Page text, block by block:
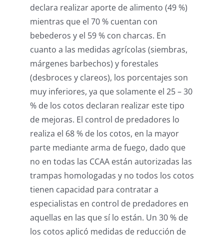
declara realizar aporte de alimento (49 %)
mientras que el 70 % cuentan con
bebederos y el 59 % con charcas. En
cuanto a las medidas agrícolas (siembras,
márgenes barbechos) y forestales
(desbroces y clareos), los porcentajes son
muy inferiores, ya que solamente el 25 – 30
% de los cotos declaran realizar este tipo
de mejoras. El control de predadores lo
realiza el 68 % de los cotos, en la mayor
parte mediante arma de fuego, dado que
no en todas las CCAA están autorizadas las
trampas homologadas y no todos los cotos
tienen capacidad para contratar a
especialistas en control de predadores en
aquellas en las que sí lo están. Un 30 % de
los cotos aplicó medidas de reducción de